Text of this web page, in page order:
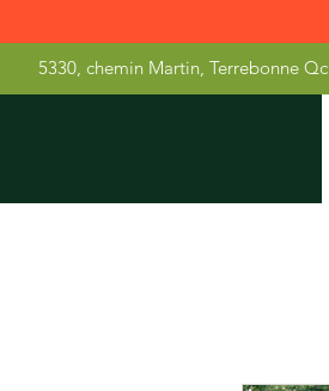
5330, chemin Martin, Terrebonne Qc